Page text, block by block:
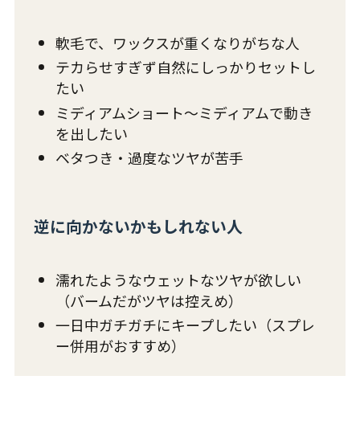
軟毛で、ワックスが重くなりがちな人
テカらせすぎず自然にしっかりセットし
たい
ミディアムショート〜ミディアムで動き
を出したい
ベタつき・過度なツヤが苦手
逆に向かないかもしれない人
濡れたようなウェットなツヤが欲しい
（バームだがツヤは控えめ）
一日中ガチガチにキープしたい（スプレ
ー併用がおすすめ）